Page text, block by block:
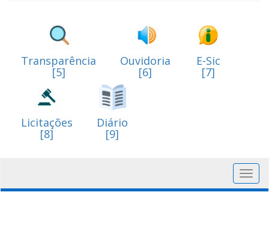
Transparência
[5]
Ouvidoria
[6]
E-Sic
[7]
Licitações
[8]
Diário
[9]